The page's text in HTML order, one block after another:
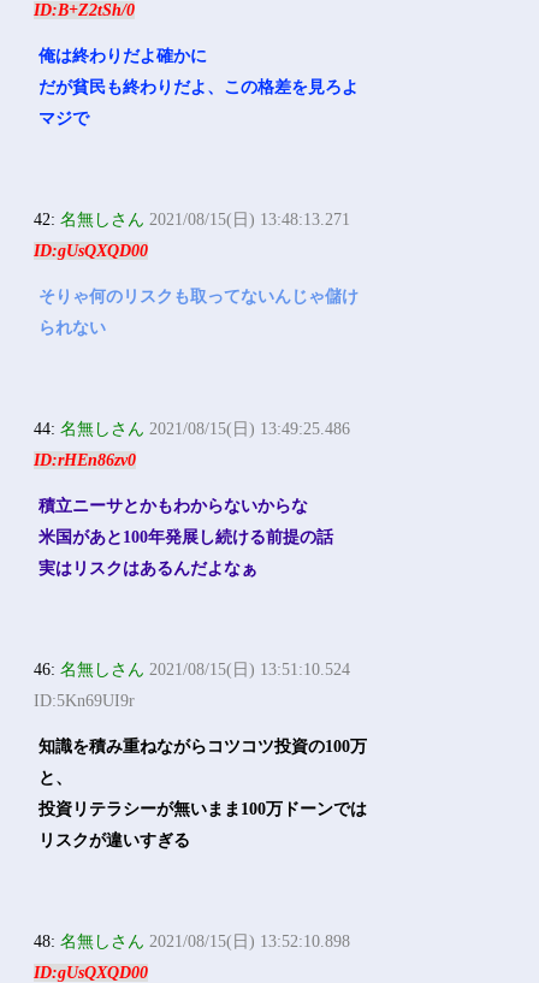
ID:B+Z2tSh/0
俺は終わりだよ確かに
だが貧民も終わりだよ、この格差を見ろよ
マジで
42:名無しさん 2021/08/15(日) 13:48:13.271
ID:gUsQXQD00
そりゃ何のリスクも取ってないんじゃ儲け
られない
44:名無しさん 2021/08/15(日) 13:49:25.486
ID:rHEn86zv0
積立ニーサとかもわからないからな
米国があと100年発展し続ける前提の話
実はリスクはあるんだよなぁ
46:名無しさん 2021/08/15(日) 13:51:10.524
ID:5Kn69UI9r
知識を積み重ねながらコツコツ投資の100万
と、
投資リテラシーが無いまま100万ドーンでは
リスクが違いすぎる
48:名無しさん 2021/08/15(日) 13:52:10.898
ID:gUsQXQD00